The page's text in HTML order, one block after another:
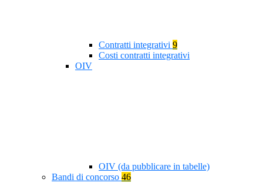
Contratti integrativi 9
Costi contratti integrativi
OIV
OIV (da pubblicare in tabelle)
Bandi di concorso 46